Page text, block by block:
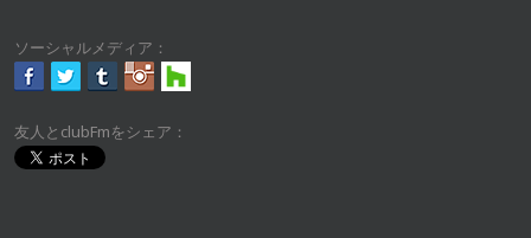
ソーシャルメディア：
友人とclubFmをシェア：